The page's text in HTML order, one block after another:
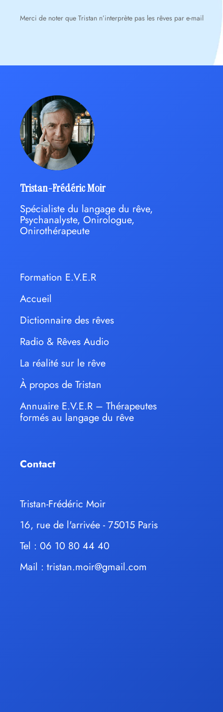
Merci de noter que Tristan n’interprète pas les rêves par e-mail
Tristan-Frédéric Moir
Spécialiste du langage du rêve,
Psychanalyste, Onirologue,
Onirothérapeute
Formation E.V.E.R
Accueil
Dictionnaire des rêves
Radio & Rêves Audio
La réalité sur le rêve
À propos de Tristan
Annuaire E.V.E.R – Thérapeutes
formés au langage du rêve
Contact
Tristan-Frédéric Moir
16, rue de l'arrivée - 75015 Paris
Tel : 06 10 80 44 40
Mail : tristan.moir@gmail.com